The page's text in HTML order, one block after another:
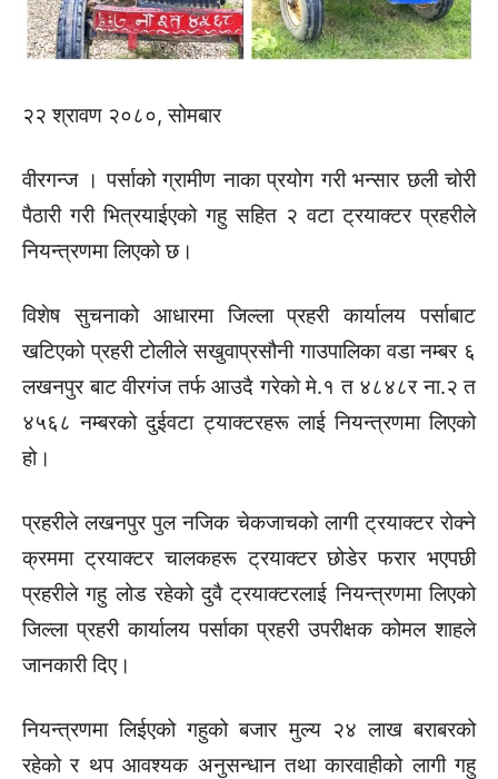
२२ श्रावण २०८०, सोमबार
वीरगन्ज । पर्साको ग्रामीण नाका प्रयोग गरी भन्सार छली चोरी
पैठारी गरी भित्रयाईएको गहु सहित २ वटा ट्रयाक्टर प्रहरीले
नियन्त्रणमा लिएको छ।
विशेष सुचनाको आधारमा जिल्ला प्रहरी कार्यालय पर्साबाट
खटिएको प्रहरी टोलीले सखुवाप्रसौनी गाउपालिका वडा नम्बर ६
लखनपुर बाट वीरगंज तर्फ आउदै गरेको मे.१ त ४८४८र ना.२ त
४५६८ नम्बरको दुईवटा ट्याक्टरहरू लाई नियन्त्रणमा लिएको
हो।
प्रहरीले लखनपुर पुल नजिक चेकजाचको लागी ट्रयाक्टर रोक्ने
क्रममा ट्रयाक्टर चालकहरू ट्रयाक्टर छोडेर फरार भएपछी
प्रहरीले गहु लोड रहेको दुवै ट्रयाक्टरलाई नियन्त्रणमा लिएको
जिल्ला प्रहरी कार्यालय पर्साका प्रहरी उपरीक्षक कोमल शाहले
जानकारी दिए।
नियन्त्रणमा लिईएको गहुको बजार मुल्य २४ लाख बराबरको
रहेको र थप आवश्यक अनुसन्धान तथा कारवाहीको लागी गहु